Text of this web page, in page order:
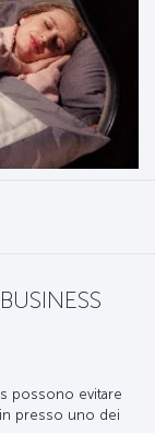
possono evitare
presso uno dei